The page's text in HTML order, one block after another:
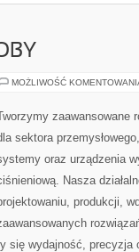
MOŻLIWOŚĆ
zaawansowane
sektora
oraz urządzenia
Nasza
produkcji,
się wydajność, precyzja